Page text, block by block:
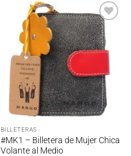
Añadir
a la
lista de
deseos
BILLETERAS
#MK1 – Billetera de Mujer Chica
Volante al Medio